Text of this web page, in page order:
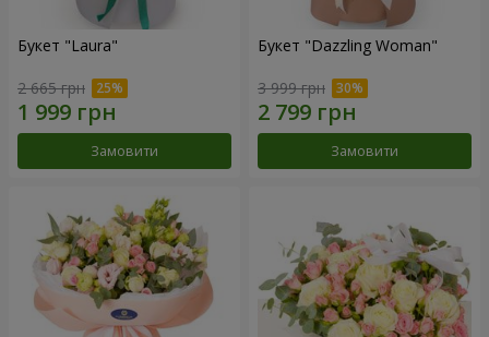
Букет "Laura"
2 665 грн
Замовити
Букет "Dazzling Woman"
3 999 грн
Замовити